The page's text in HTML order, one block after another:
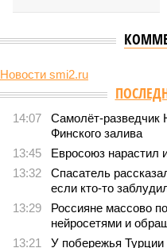
Новости smi2.ru
В
«Сказочного леса» пайщики ЖК
компании Capital Group начала
В нескольких станциях
леса» пайщики ЖК
компании Capital Group
«Станция